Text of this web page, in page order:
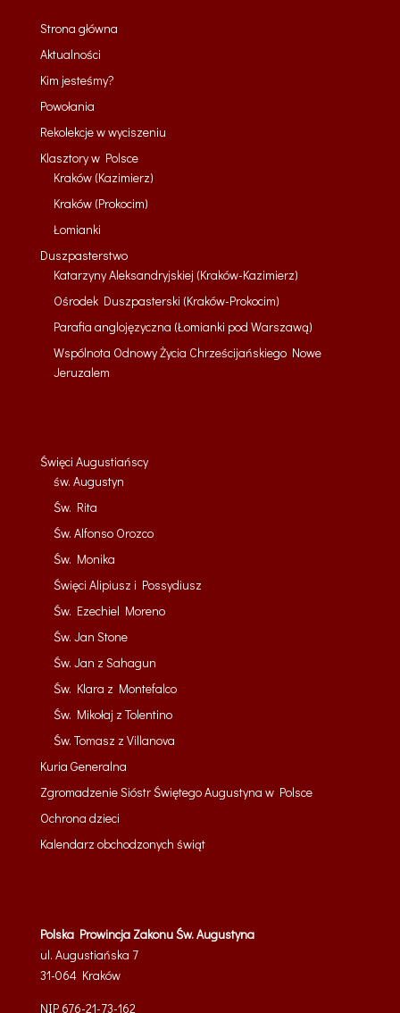
Strona główna
Aktualności
Kim jesteśmy?
Powołania
Rekolekcje w wyciszeniu
Klasztory w Polsce
Kraków (Kazimierz)
Kraków (Prokocim)
Łomianki
Duszpasterstwo
Katarzyny Aleksandryjskiej (Kraków-Kazimierz)
Ośrodek Duszpasterski (Kraków-Prokocim)
Parafia anglojęzyczna (Łomianki pod Warszawą)
Wspólnota Odnowy Życia Chrześcijańskiego Nowe
Jeruzalem
Święci Augustiańscy
św. Augustyn
Św. Rita
Św. Alfonso Orozco
Św. Monika
Święci Alipiusz i Possydiusz
Św. Ezechiel Moreno
Św. Jan Stone
Św. Jan z Sahagun
Św. Klara z Montefalco
Św. Mikołaj z Tolentino
Św. Tomasz z Villanova
Kuria Generalna
Zgromadzenie Sióstr Świętego Augustyna w Polsce
Ochrona dzieci
Kalendarz obchodzonych świąt
Polska Prowincja Zakonu Św. Augustyna
ul. Augustiańska 7
31-064Kraków
NIP 676-21-73-162